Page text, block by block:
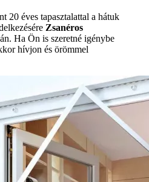
20 éves tapasztalattal a hátuk
Zsanéros
Ha Ön is szeretné igénybe
hívjon és örömmel